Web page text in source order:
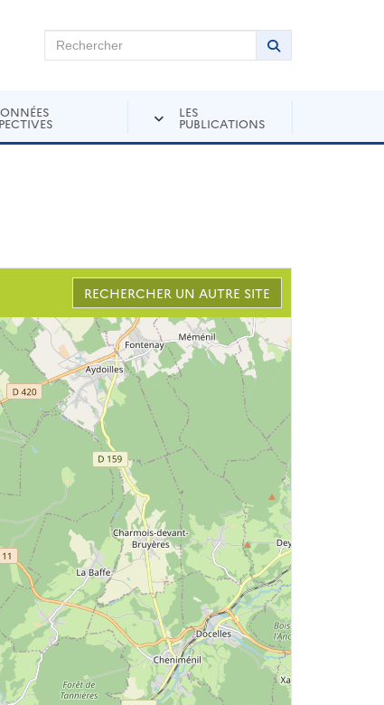
sur Andra Inventaire Rechercher
Lancer la
LES
PUBLICATIONS
RECHERCHER UN AUTRE SITE